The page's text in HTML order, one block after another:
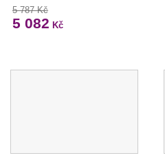
5 787 Kč
5 082 Kč